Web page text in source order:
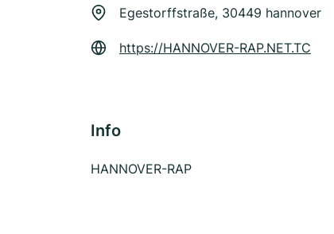
Egestorffstraße, 30449 hannover
https://HANNOVER-RAP.NET.TC
Info
HANNOVER-RAP